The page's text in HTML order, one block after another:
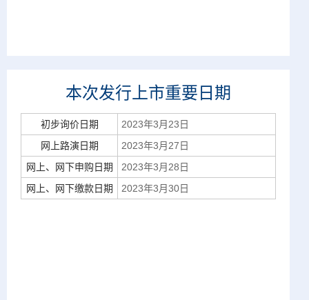
本次发行上市重要日期
初步询价日期
2023年3月23日
网上路演日期
2023年3月27日
网上、网下申购日期
2023年3月28日
网上、网下缴款日期
2023年3月30日